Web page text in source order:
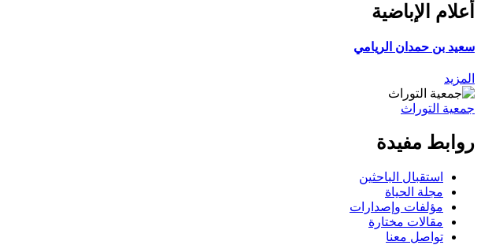
أعلام الإباضية
سعيد بن حمدان الريامي
المزيد
جمعية التوراث
روابط مفيدة
استقبال الباحثين
مجلة الحياة
مؤلفات وإصدارات
مقالات مختارة
تواصل معنا